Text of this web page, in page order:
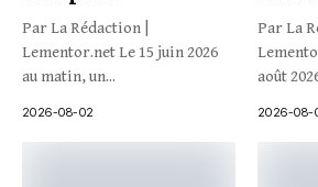
Par La Rédaction |
Lementor.net Le 15 juin 2026
au matin, un...
2026-08-02
Par La
août
2026-08-